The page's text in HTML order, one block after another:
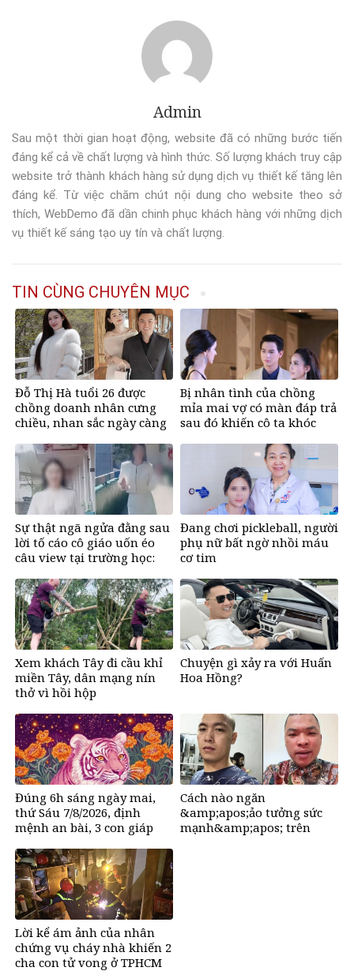
Admin
Sau một thời gian hoạt động, website đã có những bước tiến
đáng kể cả về chất lượng và hình thức. Số lượng khách truy cập
website trở thành khách hàng sử dụng dịch vụ thiết kế tăng lên
đáng kể. Từ việc chăm chút nội dung cho website theo sở
thích, WebDemo đã dần chinh phục khách hàng với những dịch
vụ thiết kế sáng tạo uy tín và chất lượng.
TIN CÙNG CHUYÊN MỤC
Đỗ Thị Hà tuổi 26 được
chồng doanh nhân cưng
chiều, nhan sắc ngày càng
Bị nhân tình của chồng
mỉa mai vợ có màn đáp trả
sau đó khiến cô ta khóc
Sự thật ngã ngửa đằng sau
lời tố cáo cô giáo uốn éo
câu view tại trường học:
đồng mạng xót xa
Đang chơi pickleball, người
phụ nữ bất ngờ nhồi máu
cơ tim
Xem khách Tây đi cầu khỉ
miền Tây, dân mạng nín
thở vì hồi hộp
Chuyện gì xảy ra với Huấn
Hoa Hồng?
Đúng 6h sáng ngày mai,
thứ Sáu 7/8/2026, định
mệnh an bài, 3 con giáp
&amp;apos;cá chép hóa
rồng&amp;apos;, giàu có
lên bất chấp, số đỏ chót
như son
Cách nào ngăn
&amp;apos;ảo tưởng sức
mạnh&amp;apos; trên
Lời kể ám ảnh của nhân
chứng vụ cháy nhà khiến 2
cha con tử vong ở TPHCM